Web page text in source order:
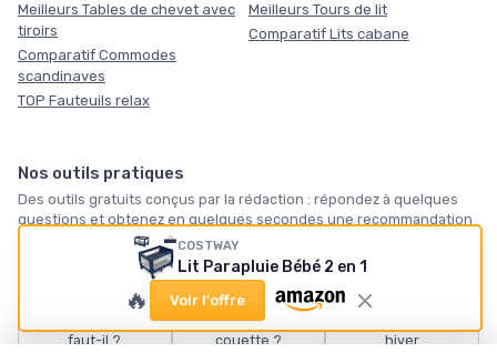
COSTWAY
Lit Parapluie Bébé 2 en 1
🔥 Voir l'offre
Meilleurs Tables de chevet avec
tiroirs
Comparatif Commodes
scandinaves
TOP Fauteuils relax
Meilleurs Tours de lit
Comparatif Lits cabane
Nos outils pratiques
Des outils gratuits conçus par la rédaction : répondez à quelques
questions et obtenez en quelques secondes une recommandation
vraiment personnalisée, sans inscription. Servez-vous.
Quel matelas vous
faut-il ?
🪶
Quelle taille de
couette ?
hiver